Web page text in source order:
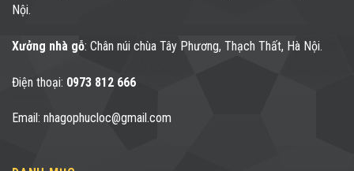
Nội.
Xưởng nhà gỗ: Chân núi chùa Tây Phương, Thạch Thất, Hà Nội.
Điện thoại: 0973 812 666
Email: nhagophucloc@gmail.com